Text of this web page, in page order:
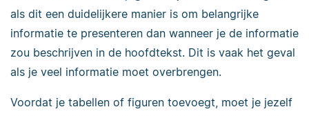
als dit een duidelijkere manier is om belangrijke
informatie te presenteren dan wanneer je de informatie
zou beschrijven in de hoofdtekst. Dit is vaak het geval
als je veel informatie moet overbrengen.
Voordat je tabellen of figuren toevoegt, moet je jezelf